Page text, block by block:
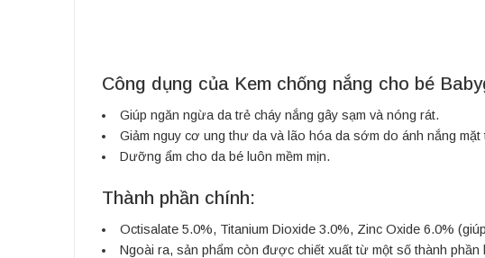
Công dụng của Kem chống nắng cho bé
Giúp ngăn ngừa da trẻ cháy nắng gây sạm và nóng rát.
Giảm nguy cơ ung thư da và lão hóa da sớm do ánh nắng mặt
Dưỡng ẩm cho da bé luôn mềm mịn.
Thành phần chính:
Octisalate 5.0%, Titanium Dioxide 3.0%, Zinc Oxide 6.0%
Ngoài ra, sản phẩm còn được chiết xuất từ một số thành